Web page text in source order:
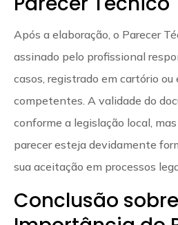
Após a elaboração, o Parecer
assinado pelo profissional
casos, registrado em cartório ou
competentes. A validade do
conforme a legislação local,
parecer esteja devidamente
sua aceitação em processos
Conclusão